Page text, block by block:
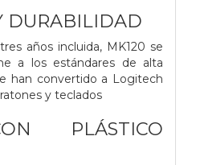
DURABILIDAD
años incluida, MK120 se
a los estándares de alta
han convertido a Logitech
y teclados
PLÁSTICO